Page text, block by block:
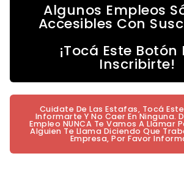
Algunos Empleos
Accesibles Con
¡Tocá Este Botón
Inscribirte!
Cuidate De Las Estafas, Tocá
Informarte Y No Caer En Ninguna.
Empleo NUNCA Te Vamos A Llamar
Alguien Te Llama Diciendo Que
Empresa, Por Favor